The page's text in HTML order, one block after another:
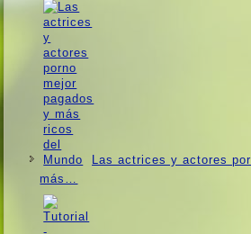
Las actrices y actores
más…